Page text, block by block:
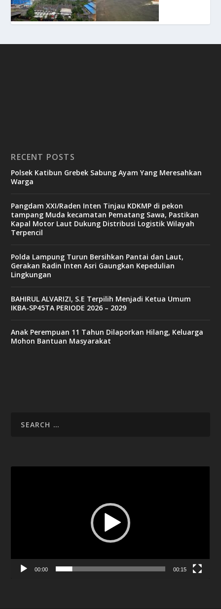
RECENT POSTS
Polsek Katibun Grebek Sabung Ayam Yang Meresahkan
Warga
Pangdam XXI/Raden Inten Tinjau KDKMP di pekon
tampang Muda kecamatan Pematang Sawa, Pastikan
Kapal Motor Laut Dukung Distribusi Logistik Wilayah
Terpencil
Polda Lampung Turun Bersihkan Pantai dan Laut,
Gerakan Radin Inten Asri Gaungkan Kepedulian
Lingkungan
BAHIRUL ALVARIZI, S.E Terpilih Menjadi Ketua Umum
IKBA-SP45TA PERIODE 2026 – 2029
Anak Perempuan 11 Tahun Dilaporkan Hilang, Keluarga
Mohon Bantuan Masyarakat
00:00 00:15